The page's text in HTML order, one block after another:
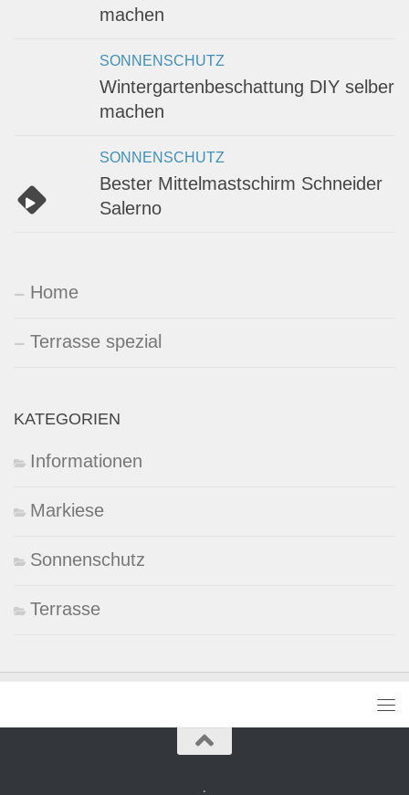
machen
SONNENSCHUTZ
Wintergartenbeschattung DIY selber
machen
SONNENSCHUTZ
Bester Mittelmastschirm Schneider
Salerno
Home
Terrasse spezial
KATEGORIEN
Informationen
Markiese
Sonnenschutz
Terrasse
.